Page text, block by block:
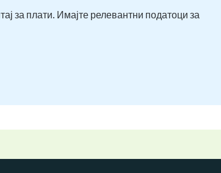
за плати. Имајте релевантни податоци за